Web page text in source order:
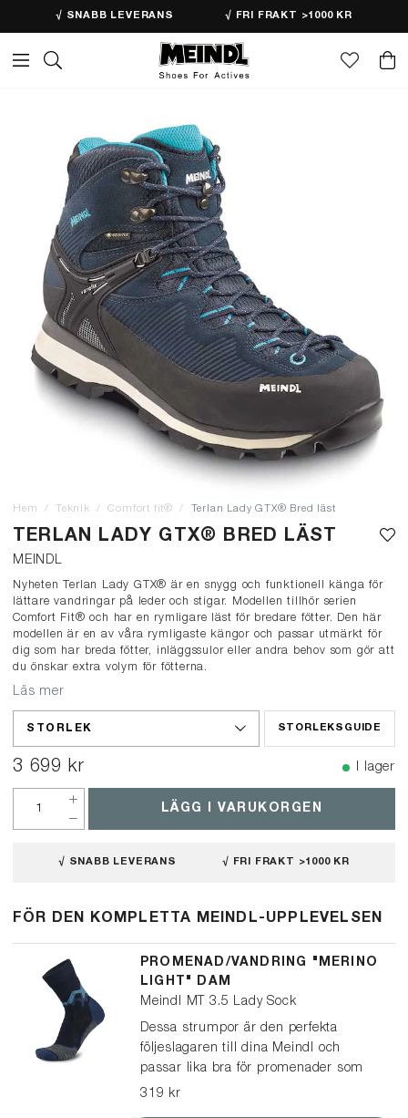
√ SNABB LEVERANS √ FRI FRAKT >1000 KR
Hem Teknik Comfort fit® Terlan Lady GTX® Bred läst
TERLAN LADY GTX® BRED LÄST
MEINDL
Nyheten Terlan Lady GTX® är en snygg och funktionell känga för
lättare vandringar på leder och stigar. Modellen tillhör serien
Comfort Fit® och har en rymligare läst för bredare fötter. Den här
modellen är en av våra rymligaste kängor och passar utmärkt för
dig som har breda fötter, inläggssulor eller andra behov som gör att
du önskar extra volym för fötterna.
Läs mer
STORLEKSGUIDE
STORLEK
3 699 kr I lager
LÄGG I VARUKORGEN
√ SNABB LEVERANS √ FRI FRAKT >1000 KR
FÖR DEN KOMPLETTA MEINDL-UPPLEVELSEN
PROMENAD/VANDRING "MERINO
LIGHT" DAM
Meindl MT 3.5 Lady Sock
Dessa strumpor är den perfekta
följeslagaren till dina Meindl och
passar lika bra för promenader som
vandringar. En multifunktionell och lätt
319 kr